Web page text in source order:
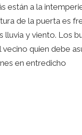
están a la
de la puerta es
y viento. Los
quien debe
en entredicho